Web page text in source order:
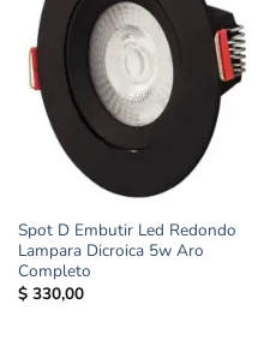
Spot D Embutir Led Redondo
Lampara Dicroica 5w Aro
Completo
$330,00